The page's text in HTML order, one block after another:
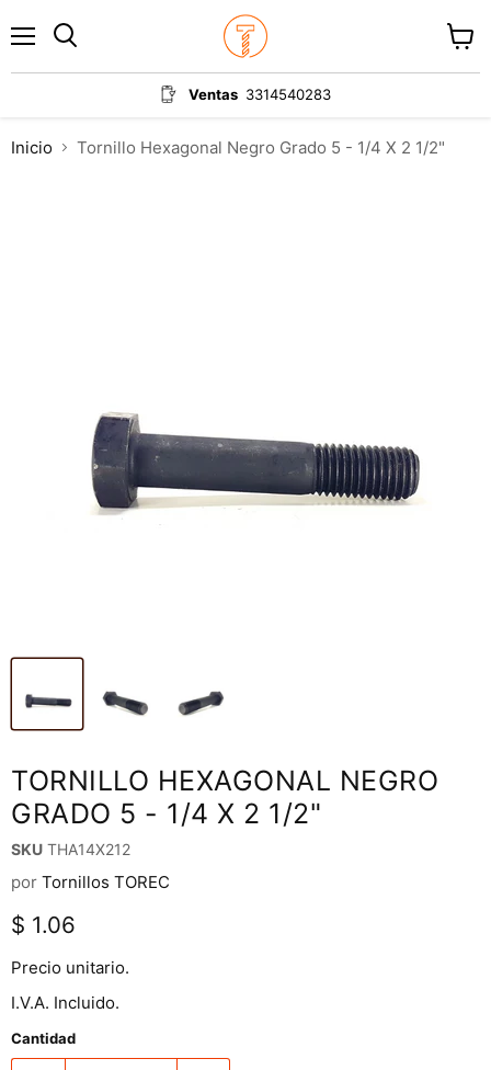
Ventas 3314540283
carrito
Inicio Tornillo Hexagonal Negro Grado 5 - 1/4 X 2 1/2"
TORNILLO HEXAGONAL NEGRO
GRADO 5 - 1/4 X 2 1/2"
SKU THA14X212
por Tornillos TOREC
Precio actual
$ 1.06
Precio unitario.
I.V.A. Incluido.
Cantidad